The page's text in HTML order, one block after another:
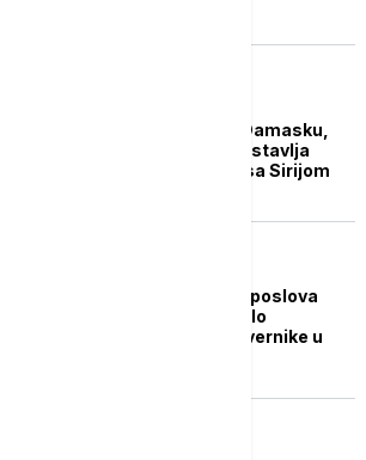
Dejvid Lami u poseti Damasku,
Britanija ponovo uspostavlja
diplomatske odnose sa Sirijom
Ministarstvo spoljnih poslova
Srbije najoštrije osudilo
teroristički napad na vernike u